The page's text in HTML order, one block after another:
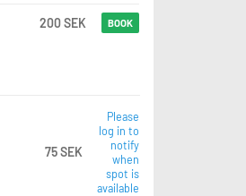
200 SEK BOOK
75 SEK
Please
log in to
notify
when
spot is
available